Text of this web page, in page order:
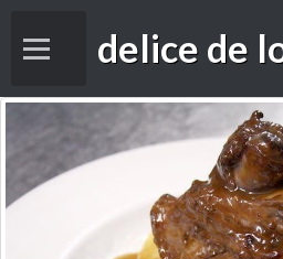
Accueil
Livre d'or
cuisine